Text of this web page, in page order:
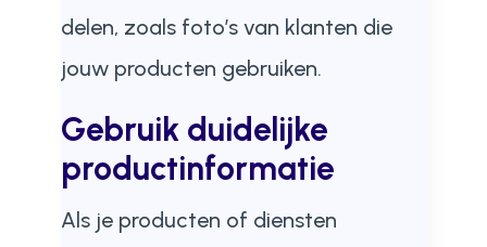
delen, zoals foto’s van klanten die
jouw producten gebruiken.
Gebruik duidelijke
productinformatie
Als je producten of diensten